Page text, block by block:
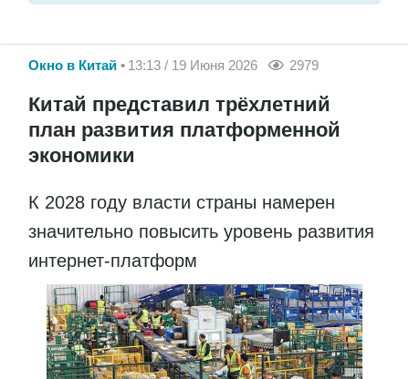
Окно в Китай 13:13 / 19 Июня 2026 2979
Китай представил трёхлетний
план развития платформенной
экономики
К 2028 году власти страны намерен
значительно повысить уровень развития
интернет-платформ